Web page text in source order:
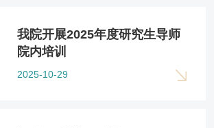
我院开展2025年度研究生导师
院内培训
2025-10-29